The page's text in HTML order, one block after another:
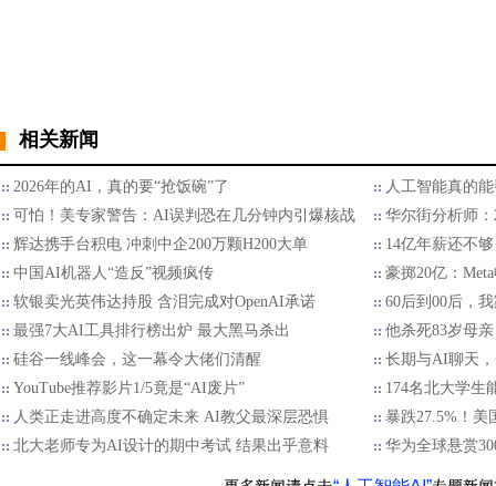
相关新闻
2026年的AI，真的要“抢饭碗”了
人工智能真的
可怕！美专家警告：AI误判恐在几分钟内引爆核战
华尔街分析师
辉达携手台积电 冲刺中企200万颗H200大单
14亿年薪还不
中国AI机器人“造反”视频疯传
豪掷20亿：
软银卖光英伟达持股 含泪完成对OpenAI承诺
60后到00后，
最强7大AI工具排行榜出炉 最大黑马杀出
他杀死83岁母
硅谷一线峰会，这一幕令大佬们清醒
长期与AI聊天
YouTube推荐影片1/5竟是“AI废片”
174名北大学生
人类正走进高度不确定未来 AI教父最深层恐惧
暴跌27.5%！美
北大老师专为AI设计的期中考试 结果出乎意料
华为全球悬赏